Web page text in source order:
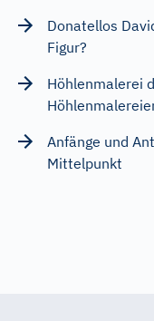
Donatellos
Figur?
Höhlenmalerei
Anfänge und
Mittelpunkt